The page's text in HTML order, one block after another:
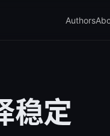
Authors
稳定